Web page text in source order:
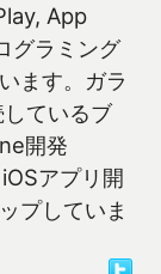
App
グラミング
ます。ガラ
ているブ
開発
アプリ開
プしていま